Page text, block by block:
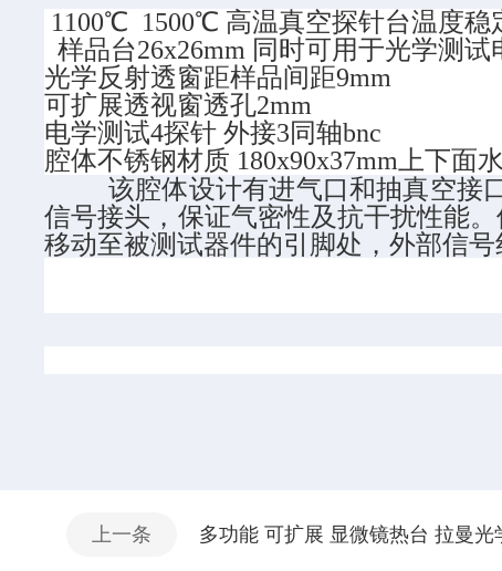
1100℃ 1500℃ 高温真空探针台温度稳
样品台26x26mm 同时可用于光学测试
光学反射透窗距样品间距9mm
可扩展透视窗透孔2mm
电学测试4探针 外接3同轴bnc
腔体不锈钢材质 180x90x37mm上下面
该腔体设计有进气口和抽真空接口
信号接头，保证气密性及抗干扰性能
移动至被测试器件的引脚处，外部信
上一条 多功能 可扩展 显微镜热台 拉曼光